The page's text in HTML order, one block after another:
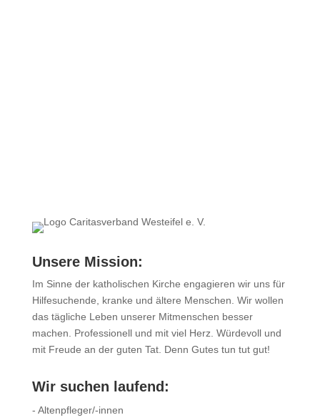
Unsere Mission:
Im Sinne der katholischen Kirche engagieren wir uns für
Hilfesuchende, kranke und ältere Menschen. Wir wollen
das tägliche Leben unserer Mitmenschen besser
machen. Professionell und mit viel Herz. Würdevoll und
mit Freude an der guten Tat. Denn Gutes tun tut gut!
Wir suchen laufend:
- Altenpfleger/-innen